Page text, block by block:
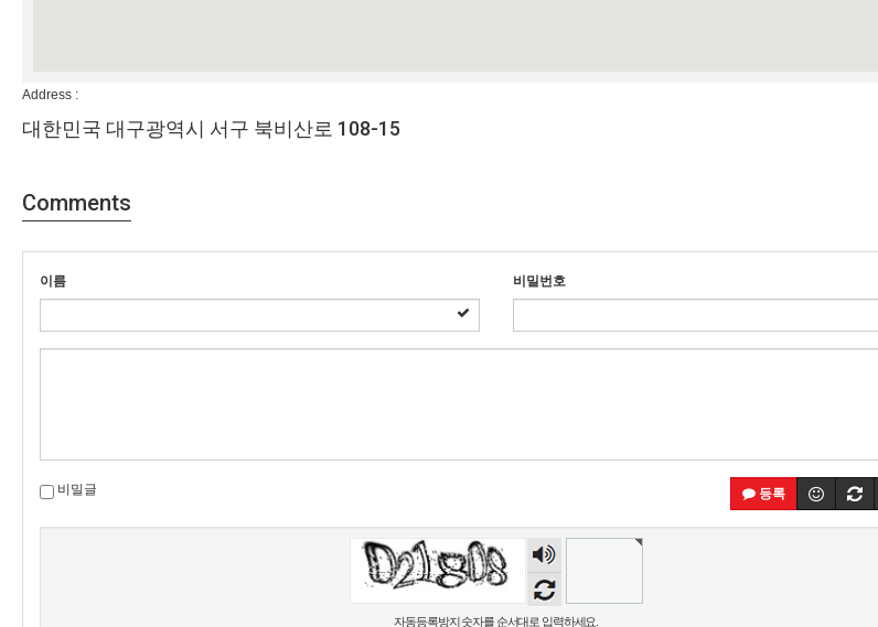
Address :
대한민국 대구광역시 서구 북비산로 108-15
Comments
이름 비밀번호
등록
비밀글
숫자
음성
듣기
자동등록방지 숫자를 순서대로 입력하세요.